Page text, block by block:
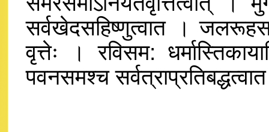
सर्वखेदसहिष्णुत्वात ।
वृत्तेः । रविसम:
पवनसमश्च